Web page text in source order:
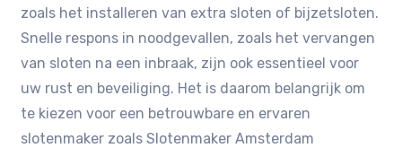
zoals het installeren van extra sloten of bijzetsloten.
Snelle respons in noodgevallen‚ zoals het vervangen
van sloten na een inbraak‚ zijn ook essentieel voor
uw rust en beveiliging.​ Het is daarom belangrijk om
te kiezen voor een betrouwbare en ervaren
slotenmaker zoals Slotenmaker Amsterdam